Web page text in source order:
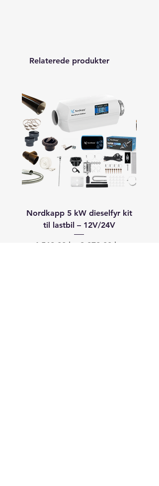
Relaterede produkter
Nordkapp 5 kW dieselfyr kit
til lastbil – 12V/24V
Regulær pris
4.568,00 kr. Salgspris
3.870,00 kr.